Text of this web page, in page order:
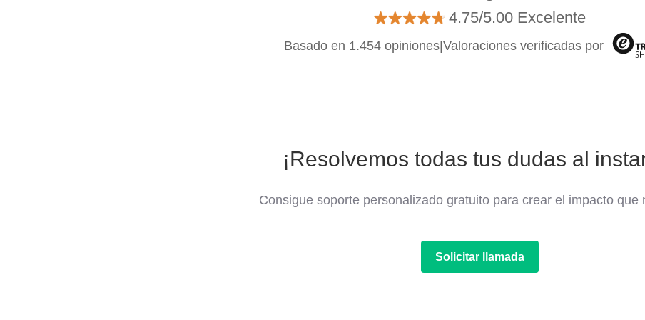
4.75/5.00 Excelente
Basado en 1.454 opiniones|Valoraciones verificadas por
¡Resolvemos todas tus dudas al
Consigue soporte personalizado gratuito para crear el impacto que
Solicitar llamada